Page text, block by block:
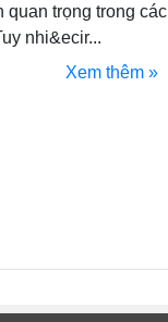
quan trọng trong các
nhi&ecir...
Xem thêm »